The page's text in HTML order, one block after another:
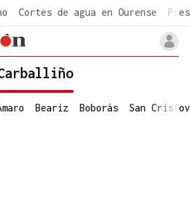
Cortes de agua en Ourense
Beariz Boborás San